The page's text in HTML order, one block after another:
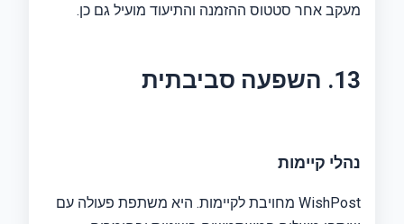
מעקב אחר סטטוס ההזמנה והתיעוד מועיל גם כן.
13. השפעה סביבתית
נהלי קיימות
WishPost מחויבת לקיימות. היא משתפת פעולה עם